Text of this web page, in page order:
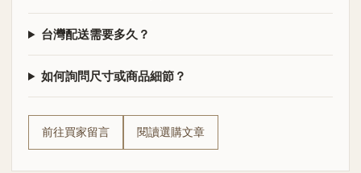
台灣配送需要多久？
如何詢問尺寸或商品細節？
前往買家留言 閱讀選購文章